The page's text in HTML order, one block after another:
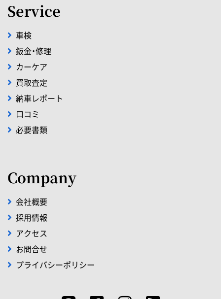
Service
車検
鈑金・修理
カーケア
買取査定
納車レポート
口コミ
必要書類
Company
会社概要
採用情報
アクセス
お問合せ
プライバシーポリシー